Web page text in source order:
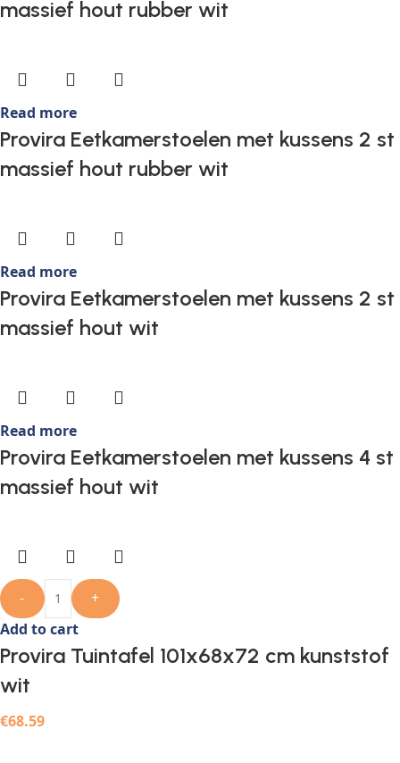
massief hout rubber wit
Read more
Provira Eetkamerstoelen met kussens 2 st
massief hout rubber wit
Read more
Provira Eetkamerstoelen met kussens 2 st
massief hout wit
Read more
Provira Eetkamerstoelen met kussens 4 st
massief hout wit
-
+
Add to cart
Provira Tuintafel 101x68x72 cm kunststof
wit
€68.59